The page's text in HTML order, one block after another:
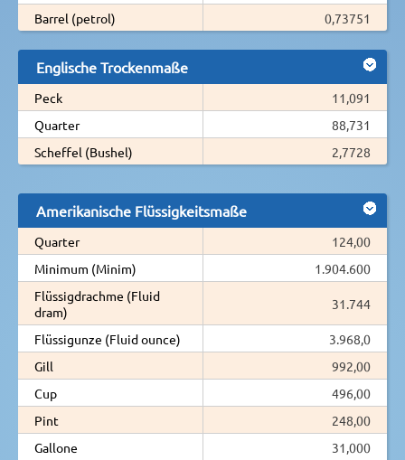
Barrel (petrol)
0,73751
Englische Trockenmaße
Peck
11,091
Quarter
88,731
Scheffel (Bushel)
2,7728
Amerikanische Flüssigkeitsmaße
Quarter
124,00
Minimum (Minim)
1.904.600
Flüssigdrachme (Fluid
dram)
31.744
Flüssigunze (Fluid ounce)
3.968,0
Gill
992,00
Cup
496,00
Pint
248,00
Gallone
31,000